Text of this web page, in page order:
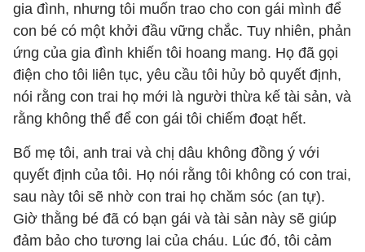
gia đình, nhưng tôi muốn trao cho con gái mình để
con bé có một khởi đầu vững chắc. Tuy nhiên, phản
ứng của gia đình khiến tôi hoang mang. Họ đã gọi
điện cho tôi liên tục, yêu cầu tôi hủy bỏ quyết định,
nói rằng con trai họ mới là người thừa kế tài sản, và
rằng không thể để con gái tôi chiếm đoạt hết.
Bố mẹ tôi, anh trai và chị dâu không đồng ý với
quyết định của tôi. Họ nói rằng tôi không có con trai,
sau này tôi sẽ nhờ con trai họ chăm sóc (an tự).
Giờ thằng bé đã có bạn gái và tài sản này sẽ giúp
đảm bảo cho tương lai của cháu. Lúc đó, tôi cảm